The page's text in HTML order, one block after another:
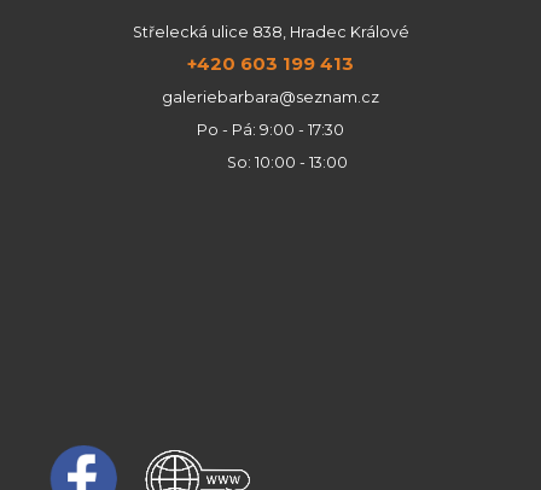
Střelecká ulice 838, Hradec Králové
+420 603 199 413
galeriebarbara@seznam.cz
Po - Pá: 9:00 - 17:30
So: 10:00 - 13:00